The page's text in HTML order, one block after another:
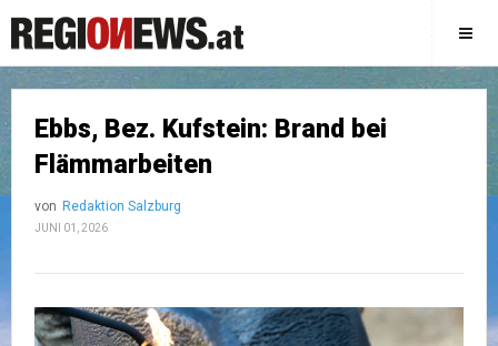
Ebbs, Bez. Kufstein: Brand bei
Flämmarbeiten
von Redaktion Salzburg
JUNI 01, 2026